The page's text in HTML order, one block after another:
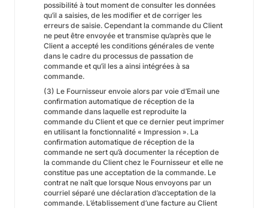
possibilité à tout moment de consulter les données
qu’il a saisies, de les modifier et de corriger les
erreurs de saisie. Cependant la commande du Client
ne peut être envoyée et transmise qu’après que le
Client a accepté les conditions générales de vente
dans le cadre du processus de passation de
commande et qu’il les a ainsi intégrées à sa
commande.
(3) Le Fournisseur envoie alors par voie d’Email une
confirmation automatique de réception de la
commande dans laquelle est reproduite la
commande du Client et que ce dernier peut imprimer
en utilisant la fonctionnalité « Impression ». La
confirmation automatique de réception de la
commande ne sert qu’à documenter la réception de
la commande du Client chez le Fournisseur et elle ne
constitue pas une acceptation de la commande. Le
contrat ne naît que lorsque Nous envoyons par un
courriel séparé une déclaration d’acceptation de la
commande. L’établissement d’une facture au Client